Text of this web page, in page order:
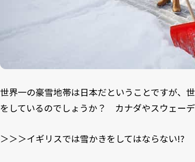
世界一の豪雪地帯は日本だということですが、
をしているのでしょうか？ カナダやスウェーデ
＞＞＞イギリスでは雪かきをしてはならない!?